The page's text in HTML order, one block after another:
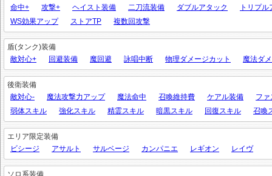
命中+
攻撃+ ヘイスト装備 二刀流装備 ダブルアタック
トリプル
WS効果アップ
ストアTP 複数回攻撃
盾(タンク)装備
敵対心+
回避装備 魔回避 詠唱中断 物理ダメージカット 魔法ダ
後衛装備
敵対心-
魔法攻撃力アップ 魔法命中 召喚維持費 ケアル装備
フ
弱体スキル
強化スキル 精霊スキル 暗黒スキル 回復スキル 召喚
エリア限定装備
ビシージ
アサルト サルベージ カンパニエ レギオン レイヴ